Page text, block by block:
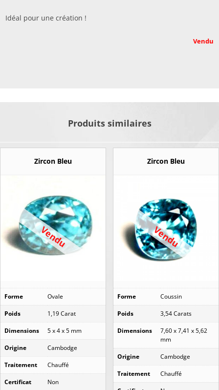
Idéal pour une création !
Vendu
Produits similaires
Zircon Bleu
Vendu
Forme Ovale
Poids 1,19 Carat
Dimensions 5 x 4 x 5 mm
Origine Cambodge
Traitement Chauffé
Certificat Non
Zircon Bleu
Vendu
Forme Coussin
Poids 3,54 Carats
Dimensions
7,60 x 7,41 x 5,62
mm
Origine Cambodge
Traitement Chauffé